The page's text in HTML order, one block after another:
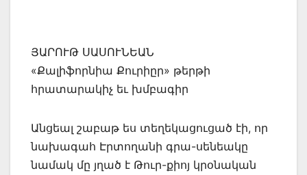
ՅԱՐՈՒԹ ՍԱՍՈՒՆԵԱՆ
«Քալիֆորնիա Քուրիըր» թերթի
հրատարակիչ եւ խմբագիր
Անցեալ շաբաթ ես տեղեկացուցած էի, որ
նախագահ Էրտողանի գրա-սենեակը
նամակ մը յղած է Թուր-քիոյ կրօնական